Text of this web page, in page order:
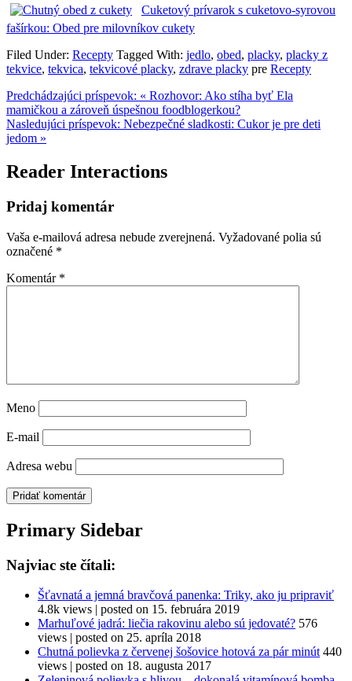
Cuketový prívarok s cuketovo-syrovou
fašírkou: Obed pre milovníkov cukety
Filed Under: Recepty Tagged With: jedlo, obed, placky, placky z
tekvice, tekvica, tekvicové placky, zdrave placky pre Recepty
Predchádzajúci príspevok: « Rozhovor: Ako stíha byť Ela
mamičkou a zároveň úspešnou foodblogerkou?
Nasledujúci príspevok: Nebezpečné sladkosti: Cukor je pre deti
jedom »
Reader Interactions
Pridaj komentár
Vaša e-mailová adresa nebude zverejnená. Vyžadované polia sú
označené *
Komentár *
Meno
E-mail
Adresa webu
Primary Sidebar
Najviac ste čítali:
Šťavnatá a jemná bravčová panenka: Triky, ako ju pripraviť
4.8k views | posted on 15. februára 2019
Marhuľové jadrá: liečia rakovinu alebo sú jedovaté? 576
views | posted on 25. apríla 2018
Chutná polievka z červenej šošovice hotová za pár minút 440
views | posted on 18. augusta 2017